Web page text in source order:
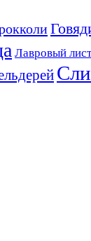
Лавровый лист